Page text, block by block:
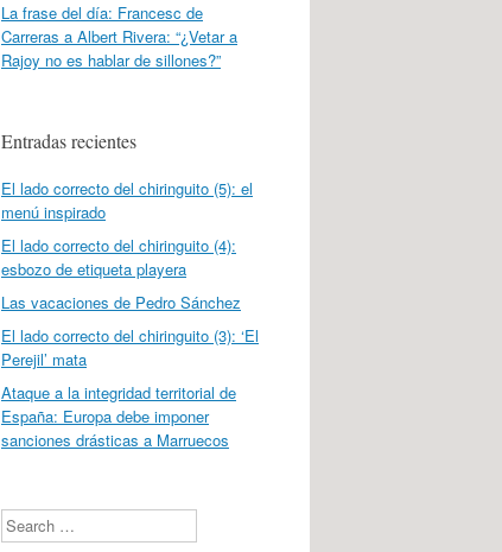
La frase del día: Francesc de
Carreras a Albert Rivera: “¿Vetar a
Rajoy no es hablar de sillones?”
Entradas recientes
El lado correcto del chiringuito (5): el
menú inspirado
El lado correcto del chiringuito (4):
esbozo de etiqueta playera
Las vacaciones de Pedro Sánchez
El lado correcto del chiringuito (3): ‘El
Perejil’ mata
Ataque a la integridad territorial de
España: Europa debe imponer
sanciones drásticas a Marruecos
Search